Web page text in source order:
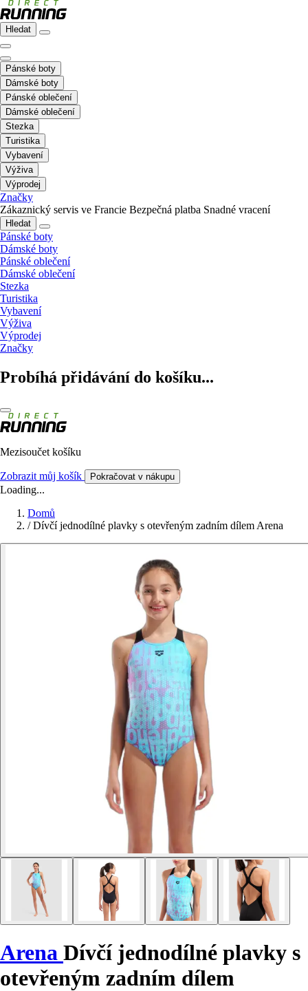
Hledat
Pánské boty
Dámské boty
Pánské oblečení
Dámské oblečení
Stezka
Turistika
Vybavení
Výživa
Výprodej
Značky
Zákaznický servis ve Francie Bezpečná platba Snadné vracení
Hledat
Pánské boty
Dámské boty
Pánské oblečení
Dámské oblečení
Stezka
Turistika
Vybavení
Výživa
Výprodej
Značky
Probíhá přidávání do košíku...
Mezisoučet košíku
Zobrazit můj košík Pokračovat v nákupu
Loading...
Domů
/ Dívčí jednodílné plavky s otevřeným zadním dílem Arena
Arena Dívčí jednodílné plavky s
otevřeným zadním dílem